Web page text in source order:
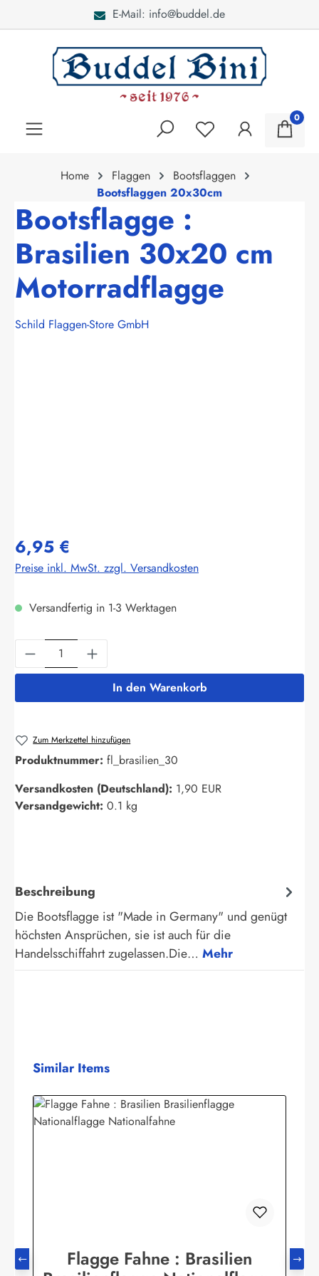
E-Mail: info@buddel.de
0
Home Flaggen
Bootsflaggen
Bootsflaggen 20x30cm
Bootsflagge :
Brasilien 30x20 cm
Motorradflagge
Schild Flaggen-Store GmbH
6,95 €
Preise inkl. MwSt. zzgl. Versandkosten
Versandfertig in 1-3 Werktagen
Produkt Anzahl: Gib den gewünschten
In den Warenkorb
Zum Merkzettel hinzufügen
Produktnummer: fl_brasilien_30
Versandkosten (Deutschland): 1,90 EUR
Versandgewicht: 0.1 kg
Beschreibung
Die Bootsflagge ist "Made in Germany" und genügt
höchsten Ansprüchen, sie ist auch für die
Handelsschiffahrt zugelassen.Die… Mehr
Produktgalerie überspringen
Similar Items
Flagge Fahne : Brasilien